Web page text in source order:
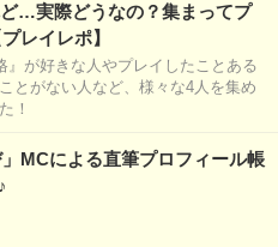
…実際どうなの？集まってプ
レイレポ】
』が好きな人やプレイしたことある
とがない人など、様々な4人を集め
！
」MCによる直筆プロフィール帳